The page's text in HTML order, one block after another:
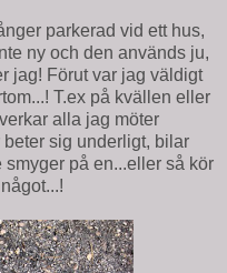
parkerad vid ett hus,
ny och den används ju,
jag! Förut var jag väldigt
T.ex på kvällen eller
alla jag möter
sig underligt, bilar
smyger på en...eller så kör